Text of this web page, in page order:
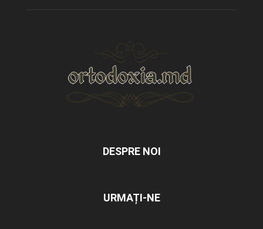
DESPRE NOI
URMAȚI-NE